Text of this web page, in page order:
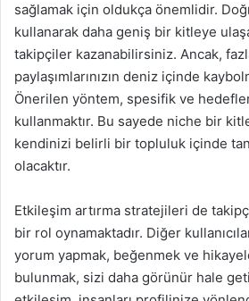
sağlamak için oldukça önemlidir.
kullanarak daha geniş bir kitleye
takipçiler kazanabilirsiniz. Ancak,
paylaşımlarınızın deniz içinde
Önerilen yöntem, spesifik ve
kullanmaktır. Bu sayede niche bir
kendinizi belirli bir topluluk içinde
olacaktır.
Etkileşim artırma stratejileri de
bir rol oynamaktadır. Diğer
yorum yapmak, beğenmek ve
bulunmak, sizi daha görünür hale